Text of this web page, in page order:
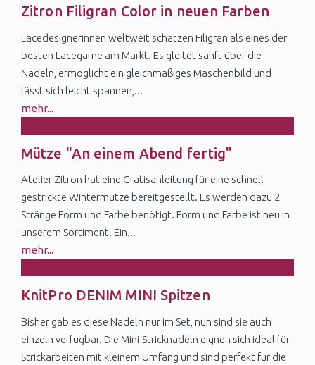
18
Zitron Filigran Color in neuen Farben
Lacedesignerinnen weltweit schätzen Filigran als eines der
besten Lacegarne am Markt. Es gleitet sanft über die
Nadeln, ermöglicht ein gleichmäßiges Maschenbild und
lässt sich leicht spannen,...
mehr...
18
Mütze "An einem Abend fertig"
Atelier Zitron hat eine Gratisanleitung für eine schnell
gestrickte Wintermütze bereitgestellt. Es werden dazu 2
Stränge Form und Farbe benötigt. Form und Farbe ist neu in
unserem Sortiment. Ein...
mehr...
5
KnitPro DENIM MINI Spitzen
Bisher gab es diese Nadeln nur im Set, nun sind sie auch
einzeln verfügbar. Die Mini-Stricknadeln eignen sich ideal für
Strickarbeiten mit kleinem Umfang und sind perfekt für die